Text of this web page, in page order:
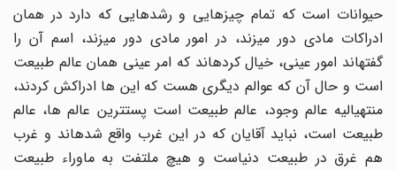
حیوانات است که تمام چیزهایی و رشدهایی که دارد در همان
ادراکات مادی دور میزند، در امور مادی دور میزند، اسم آن را
گفتهاند امور عینی، خیال کردهاند که امر عینی همان عالم طبیعت
است و حال آن که عوالم دیگری هست که این ها ادراکش کردند،
منتهیالیه عالم وجود، عالم طبیعت است پستترین عالم ها، عالم
طبیعت است، نباید آقایان که در این غرب واقع شدهاند و غرب
هم غرق در طبیعت دنیاست و هیچ ملتفت به ماوراء طبیعت